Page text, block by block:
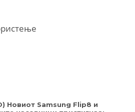
Новиот Samsung Flip8 и